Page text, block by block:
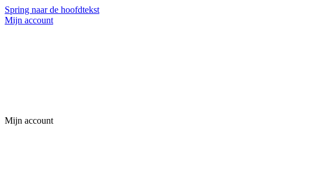
Spring naar de hoofdtekst
Mijn account
Mijn account